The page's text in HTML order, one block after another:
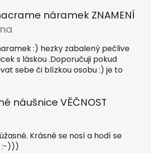
náramek ZNAMENÍ
je 5 z 5 hvězdiček.
:) hezky zabalený pečlive
s láskou .Doporučuji pokud
sebe či blízkou osobu :) je to
náušnice VĚČNOST
je 5 z 5 hvězdiček.
Krásně se nosí a hodí se
:-)))